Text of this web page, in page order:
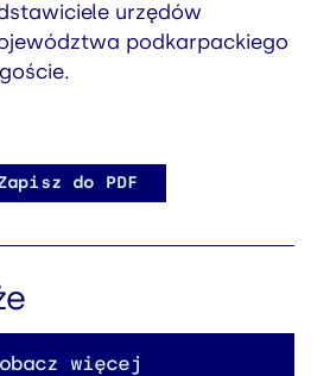
urzędów
podkarpackiego
do PDF
więcej